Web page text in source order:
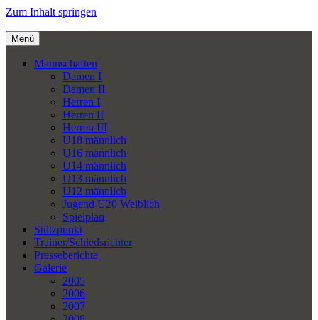
Zum Inhalt springen
Menü
Mannschaften
Damen I
Damen II
Herren I
Herren II
Herren III
U18 männlich
U16 männlich
U14 männlich
U13 männlich
U12 männlich
Jugend U20 Weiblich
Spielplan
Stützpunkt
Trainer/Schiedsrichter
Presseberichte
Galerie
2005
2006
2007